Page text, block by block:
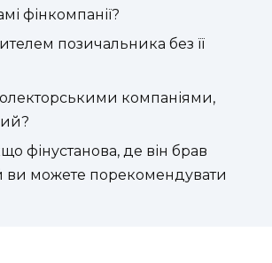
фінкомпанії?
позичальника без її
компаніями,
фінустанова, де він брав
ви можете порекомендувати